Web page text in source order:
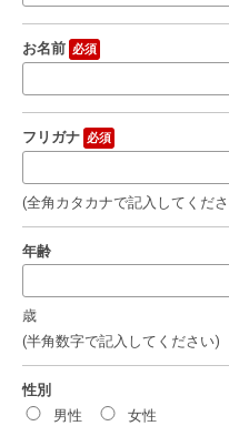
お名前 必須
フリガナ 必須
(全角カタカナで記入してくだ
年齢
歳
(半角数字で記入してください)
性別
男性
女性